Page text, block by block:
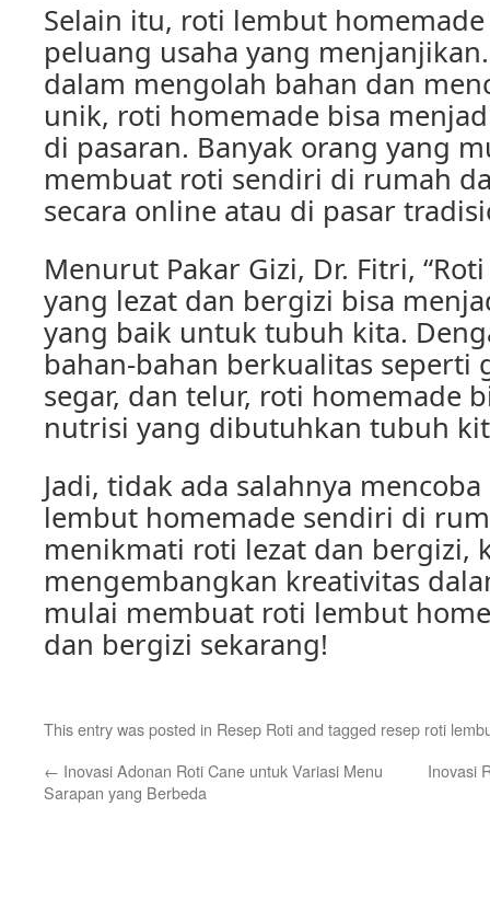
Selain itu, roti lembut
peluang usaha yang
dalam mengolah bahan dan
unik, roti homemade bisa
di pasaran. Banyak orang yang
membuat roti sendiri di rumah
secara online atau di pasar
Menurut Pakar Gizi, Dr. Fitri,
yang lezat dan bergizi bisa
yang baik untuk tubuh kita.
bahan-bahan berkualitas seperti
segar, dan telur, roti homemade
nutrisi yang dibutuhkan tubuh
Jadi, tidak ada salahnya
lembut homemade sendiri di
menikmati roti lezat dan bergizi,
mengembangkan kreativitas
mulai membuat roti lembut
dan bergizi sekarang!
This entry was posted in Resep Rotiand tagged resep roti
← Inovasi Adonan Roti Cane untuk Variasi Menu
Sarapan yang Berbeda
Inovasi